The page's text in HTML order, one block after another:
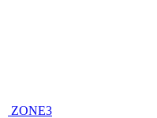
ZONE3